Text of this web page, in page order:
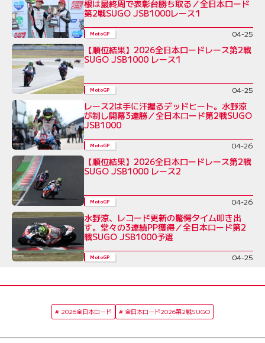
根は最終周で表彰台勝ち取る／全日本ロード
第2戦SUGO JSB1000レース1
MotoGP 04-25
【順位結果】2026全日本ロードレース第2戦
SUGO JSB1000 レース1
MotoGP 04-25
レース2は手に汗握るデッドヒート。水野涼
が制し開幕3連勝／全日本ロード第2戦SUGO
JSB1000
MotoGP 04-26
【順位結果】2026全日本ロードレース第2戦
SUGO JSB1000 レース2
MotoGP 04-26
水野涼、レコード更新の驚愕タイム叩き出
す。堂々の3連続PP獲得／全日本ロード第2
戦SUGO JSB1000予選
MotoGP 04-25
2026全日本ロード 全日本ロード2026第2戦SUGO